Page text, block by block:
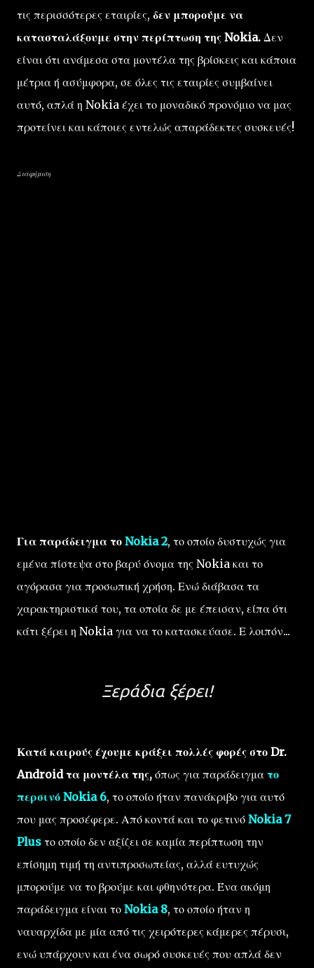
τις περισσότερες εταιρίες, δεν μπορούμε να
κατασταλάξουμε στην περίπτωση της Nokia. Δεν
είναι ότι ανάμεσα στα μοντέλα της βρίσκεις και κάποια
μέτρια ή ασύμφορα, σε όλες τις εταιρίες συμβαίνει
αυτό, απλά η Nokia έχει το μοναδικό προνόμιο να μας
προτείνει και κάποιες εντελώς απαράδεκτες συσκευές!
Διαφήμιση
Για παράδειγμα το Nokia 2, το οποίο δυστυχώς για
εμένα πίστεψα στο βαρύ όνομα της Nokia και το
αγόρασα για προσωπική χρήση. Ενώ διάβασα τα
χαρακτηριστικά του, τα οποία δε με έπεισαν, είπα ότι
κάτι ξέρει η Nokia για να το κατασκεύασε. Ε λοιπόν...
Ξεράδια ξέρει!
Κατά καιρούς έχουμε κράξει πολλές φορές στο Dr.
Android τα μοντέλα της, όπως για παράδειγμα το
περσινό Nokia 6, το οποίο ήταν πανάκριβο για αυτό
που μας προσέφερε. Από κοντά και το φετινό Nokia 7
Plus το οποίο δεν αξίζει σε καμία περίπτωση την
επίσημη τιμή τη αντιπροσωπείας, αλλά ευτυχώς
μπορούμε να το βρούμε και φθηνότερα. Ένα ακόμη
παράδειγμα είναι το Nokia 8, το οποίο ήταν η
ναυαρχίδα με μία από τις χειρότερες κάμερες πέρυσι,
ενώ υπάρχουν και ένα σωρό συσκευές που απλά δεν